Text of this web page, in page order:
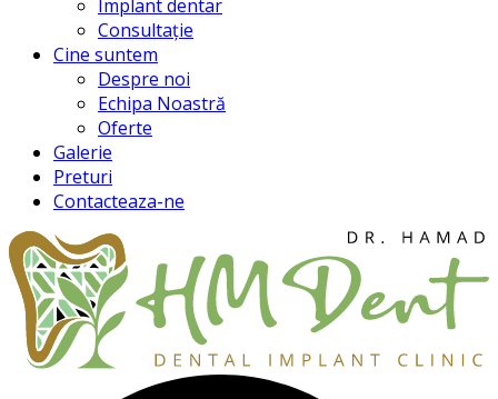
Implant dentar
Consultație
Cine suntem
Despre noi
Echipa Noastră
Oferte
Galerie
Preturi
Contacteaza-ne